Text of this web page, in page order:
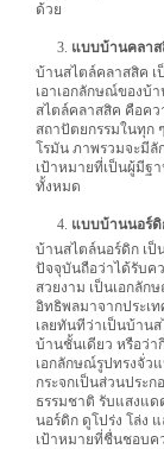
ด้วย
แบบบ้านคลาส
บ้านสไตล์คลาสสิค
เอาเอกลักษณ์ของบ้
สไตล์คลาสสิค คือคว
สถาปัตยกรรมในทุก
โรมัน ภาพรวมจะมีลั
เป้าหมายที่เป็นผู้มีฐ
ทั้งหมด
แบบบ้านนอร์ดิ
บ้านสไตล์นอร์ดิก เ
ปัจจุบันถือว่าได้รับค
สวยงาม เป็นเอกลัก
อิทธิพลมาจากประเ
เลยทันทีว่าเป็นบ้าน
บ้านชั้นเดียว หรือว่
เอกลักษณ์รูปทรงจั่ว
กระจกเป็นส่วนประ
ธรรมชาติ รับแสงแ
นอร์ดิก ดูโปร่ง โล่ง
เป้าหมายที่ชื่นชอบค